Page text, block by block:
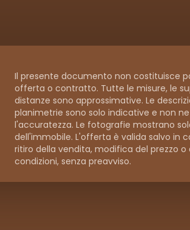
Il presente documento non costituisce
offerta o contratto. Tutte le misure, le
distanze sono approssimative. Le
planimetrie sono solo indicative e non
l'accuratezza. Le fotografie mostrano
dell'immobile. L'offerta è valida salvo in
ritiro della vendita, modifica del prezzo o
condizioni, senza preavviso.